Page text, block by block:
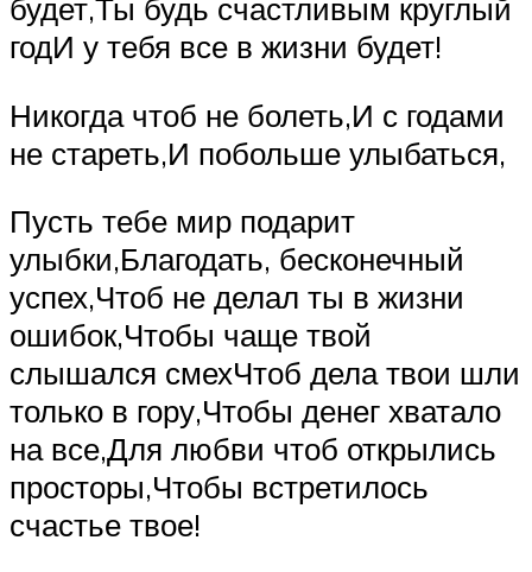
будет,Ты будь счастливым круглый
годИ у тебя все в жизни будет!
Никогда чтоб не болеть,И с годами
не стареть,И побольше улыбаться,
Пусть тебе мир подарит
улыбки,Благодать, бесконечный
успех,Чтоб не делал ты в жизни
ошибок,Чтобы чаще твой
слышался смехЧтоб дела твои шли
только в гору,Чтобы денег хватало
на все,Для любви чтоб открылись
просторы,Чтобы встретилось
счастье твое!